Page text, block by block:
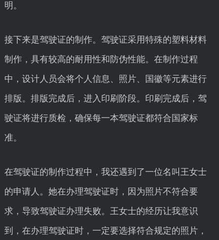
明。
接下来是驾驶证的制作。驾驶证采用特殊的塑料材料
制作，具有较高的耐用性和防伪性能。在制作过程
中，设计人员会将个人信息、照片、国徽等元素进行
排版。排版完成后，进入印刷阶段。印刷完成后，驾
驶证将进行质检，确保每一本驾驶证都符合国家标
准。
在驾驶证的制作过程中，我还遇到了一位名叫王女士
的申请人。她在办理驾驶证时，因为照片不符合要
求，导致驾驶证办理失败。王女士的经历让我意识
到，在办理驾驶证时，一定要选择符合规定的照片，